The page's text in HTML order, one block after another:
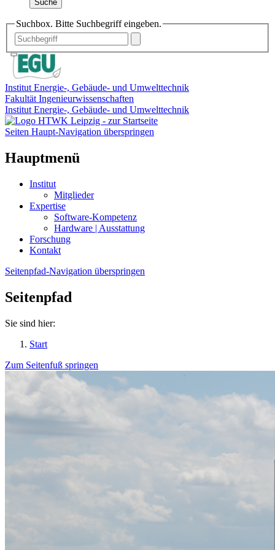
Suche
Suchbox. Bitte Suchbegriff eingeben.
Institut Energie-, Gebäude- und Umwelttechnik
Fakultät Ingenieurwissenschaften
Institut Energie-, Gebäude- und Umwelttechnik
Seiten Haupt-Navigation überspringen
Hauptmenü
Institut
Mitglieder
Expertise
Software-Kompetenz
Hardware | Ausstattung
Forschung
Kontakt
Seitenpfad-Navigation überspringen
Seitenpfad
Sie sind hier:
Start
Zum Seitenfuß springen